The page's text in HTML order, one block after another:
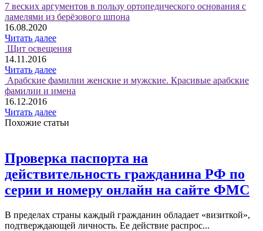
7 веских аргументов в пользу ортопедического основания с
ламелями из берёзового шпона
16.08.2020
Читать далее
Щит освещения
14.11.2016
Читать далее
Арабские фамилии женские и мужские. Красивые арабские
фамилии и имена
16.12.2016
Читать далее
Похожие статьи
Проверка паспорта на
действительность гражданина РФ по
серии и номеру онлайн на сайте ФМС
В пределах страны каждый гражданин обладает «визиткой»,
подтверждающей личность. Ее действие распрос...